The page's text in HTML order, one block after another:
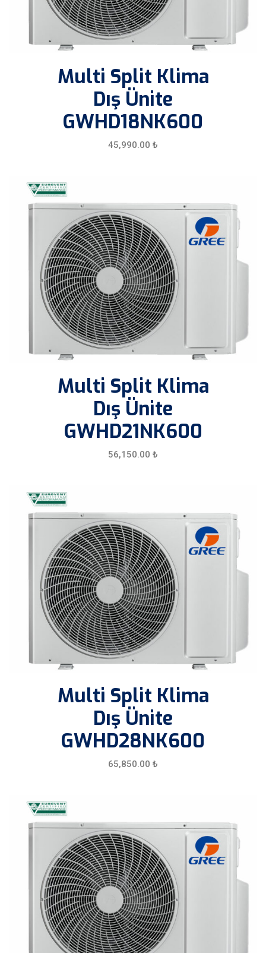
Multi Split Klima
Dış Ünite
GWHD18NK600
45,990.00 ₺
Multi Split Klima
Dış Ünite
GWHD21NK600
56,150.00 ₺
Multi Split Klima
Dış Ünite
GWHD28NK600
65,850.00 ₺